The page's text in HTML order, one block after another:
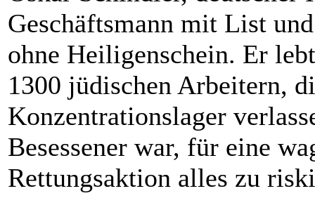
Geschäftsmann mit List
ohne Heiligenschein. Er
1300 jüdischen Arbeitern,
Konzentrationslager
Besessener war, für eine
Rettungsaktion alles zu